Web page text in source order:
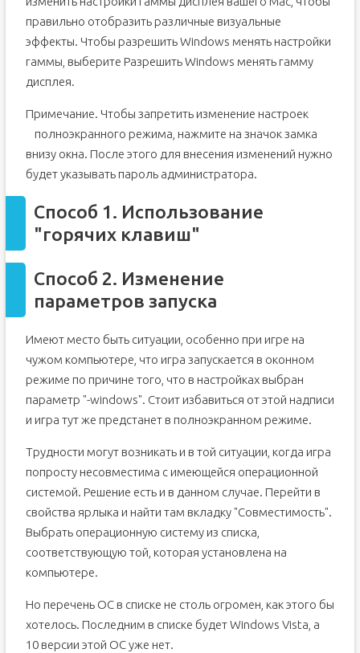
правильно отобразить различные визуальные
эффекты. Чтобы разрешить Windows менять настройки
гаммы, выберите Разрешить Windows менять гамму
дисплея.
Примечание. Чтобы запретить изменение настроек
полноэкранного режима, нажмите на значок замка
внизу окна. После этого для внесения изменений нужно
будет указывать пароль администратора.
Способ 1. Использование
"горячих клавиш"
Способ 2. Изменение
параметров запуска
Имеют место быть ситуации, особенно при игре на
чужом компьютере, что игра запускается в оконном
режиме по причине того, что в настройках выбран
параметр "-windows". Стоит избавиться от этой надписи
и игра тут же предстанет в полноэкранном режиме.
Трудности могут возникать и в той ситуации, когда игра
попросту несовместима с имеющейся операционной
системой. Решение есть и в данном случае. Перейти в
свойства ярлыка и найти там вкладку "Совместимость".
Выбрать операционную систему из списка,
соответствующую той, которая установлена на
компьютере.
Но перечень ОС в списке не столь огромен, как этого бы
хотелось. Последним в списке будет Windows Vista, а
10 версии этой ОС уже нет.